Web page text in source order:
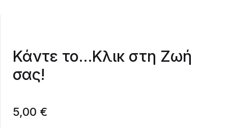
Κάντε το…Κλικ στη Ζωή
σας!
5,00 €